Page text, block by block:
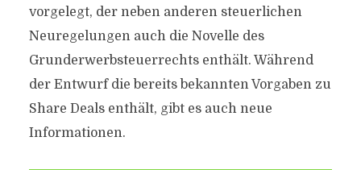
vorgelegt, der neben anderen steuerlichen
Neuregelungen auch die Novelle des
Grunderwerbsteuerrechts enthält. Während
der Entwurf die bereits bekannten Vorgaben zu
Share Deals enthält, gibt es auch neue
Informationen.